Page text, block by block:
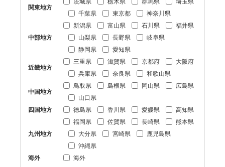
関東地方
千葉県
東京都 神奈川県
中部地方
新潟県 富山県 石川県
福井県
山梨県
長野県
岐阜県
静岡県
愛知県
近畿地方
三重県 滋賀県 京都府
大阪府
兵庫県
奈良県 和歌山県
中国地方
鳥取県 島根県 岡山県
広島県
山口県
四国地方
徳島県 香川県 愛媛県 高知県
九州地方
福岡県 佐賀県 長崎県
熊本県
大分県
宮崎県
鹿児島県
沖縄県
海外
海外